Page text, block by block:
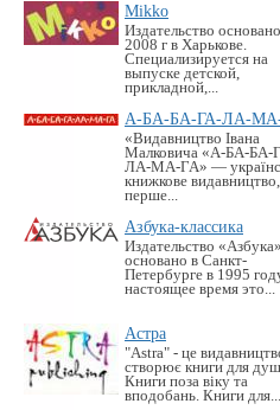
Mikko
Издательство
2008 г в Харькове.
Специализируется на
выпуске детской,
прикладной,...
А-БА-БА-ГА-ЛА-
«Видавництво Івана
Малковича «А-БА-БА-
ЛА-МА-ГА» —
книжкове видавництво,
перше...
Азбука-классика
Издательство
основано в Санкт-
Петербурге в 1995
настоящее время это...
Астра
"Astra" - це
створює книги для
Книги поза віку та
вподобань. Книги для...